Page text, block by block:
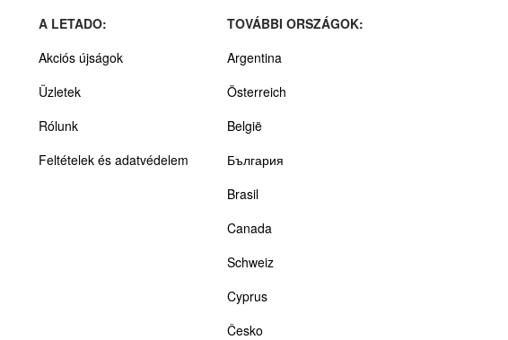
A LETADO:
Akciós újságok
Üzletek
Rólunk
Feltételek és adatvédelem
TOVÁBBI ORSZÁGOK:
Argentina
Österreich
België
България
Brasil
Canada
Schweiz
Cyprus
Česko